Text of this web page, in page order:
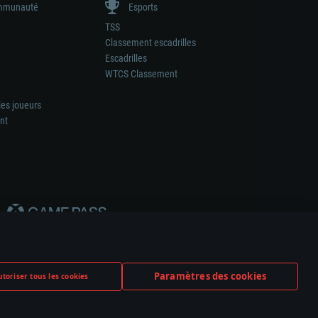
tous les cookies Paramètres des cookies
joueurs
Esports
TSS
Classement escadrilles
Escadrilles
WTCS Classement
de tout fabricant d’armes ou de véhicule.